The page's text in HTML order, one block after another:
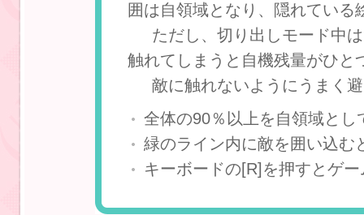
囲は自領域となり、隠れている
ただし、切り出しモード中は
触れてしまうと自機残量がひと
敵に触れないようにうまく避
全体の90％以上を自領域と
緑のライン内に敵を囲い込む
キーボードの[R]を押すとゲ